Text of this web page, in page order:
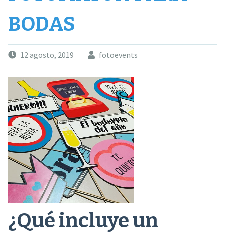
BODAS
12 agosto, 2019 fotoevents
¿Qué incluye un